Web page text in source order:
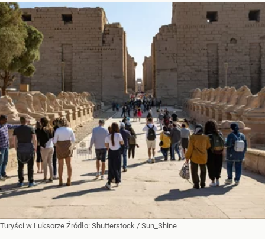
Turyści w Luksorze Źródło: Shutterstock / Sun_Shine